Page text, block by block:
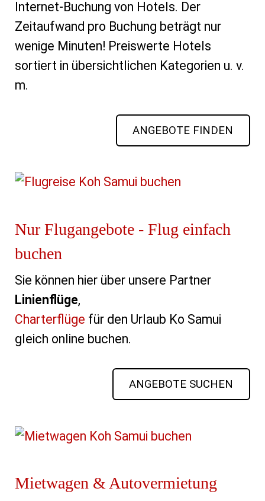
Internet-Buchung von Hotels. Der
Zeitaufwand pro Buchung beträgt nur
wenige Minuten! Preiswerte Hotels
sortiert in übersichtlichen Kategorien u. v.
m.
ANGEBOTE FINDEN
Nur Flugangebote - Flug einfach
buchen
Sie können hier über unsere Partner
Linienflüge,
Charterflüge für den Urlaub Ko Samui
gleich online buchen.
ANGEBOTE SUCHEN
Mietwagen & Autovermietung